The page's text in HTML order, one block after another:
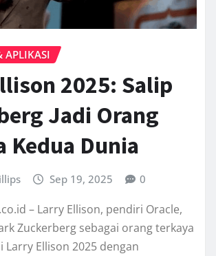
APLIKASI
2025: Salip
Jadi Orang
Kedua Dunia
Sep 19, 2025 0
– Larry Ellison, pendiri Oracle,
Zuckerberg sebagai orang terkaya
Larry Ellison 2025 dengan